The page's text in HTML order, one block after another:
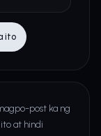
ito
post ka ng
at hindi